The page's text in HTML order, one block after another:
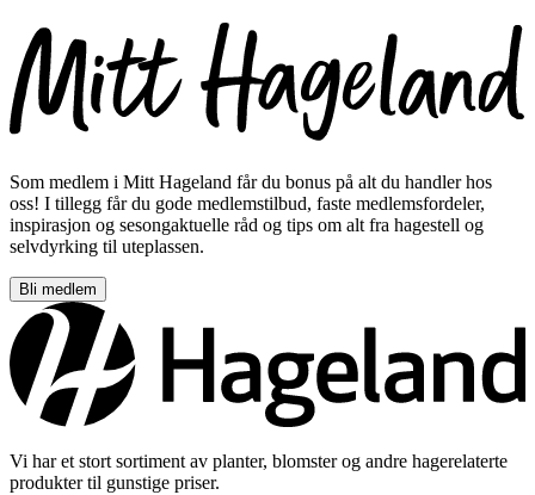
Som medlem i Mitt Hageland får du bonus på alt du handler hos
oss! I tillegg får du gode medlemstilbud, faste medlemsfordeler,
inspirasjon og sesongaktuelle råd og tips om alt fra hagestell og
selvdyrking til uteplassen.
Bli medlem
Vi har et stort sortiment av planter, blomster og andre hagerelaterte
produkter til gunstige priser.